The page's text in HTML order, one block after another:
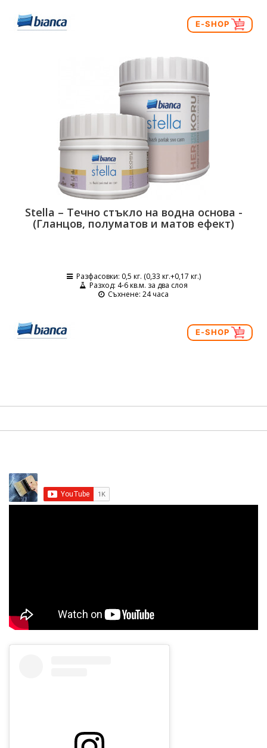
E-SHOP
Stella – Течно стъкло на водна основа -
(Гланцов, полуматов и матов ефект)
Разфасовки: 0,5 кг. (0,33 кг.+0,17 кг.)
Разход: 4-6 кв.м. за два слоя
Съхнене: 24 часа
E-SHOP